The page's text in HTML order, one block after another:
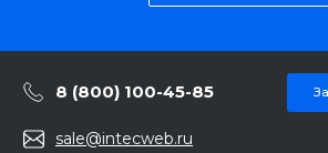
8 (800) 100-45-85
sale@intecweb.ru